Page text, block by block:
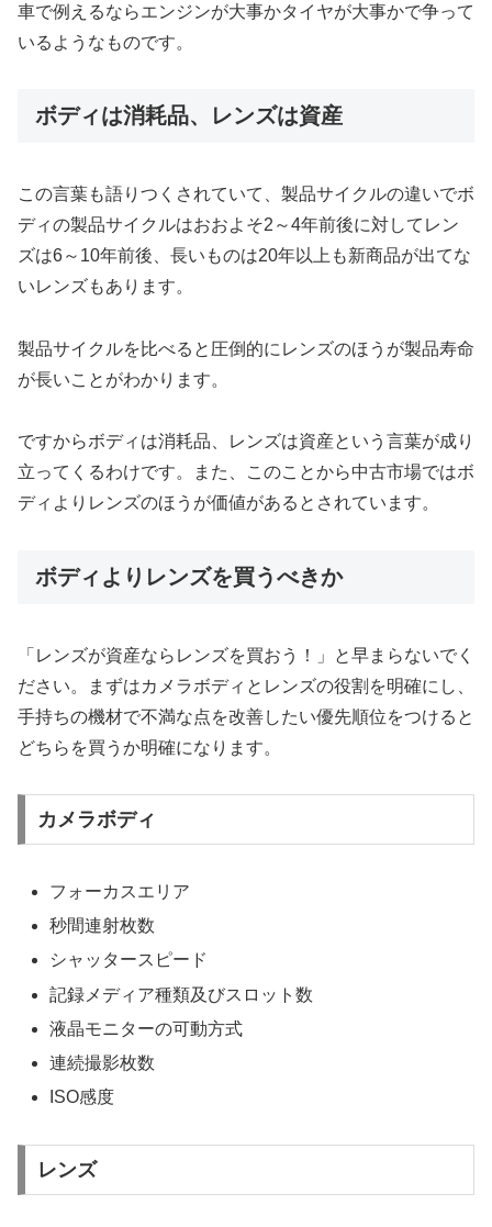
車で例えるならエンジンが大事かタイヤが大事かで争って
いるようなものです。
ボディは消耗品、レンズは資産
この言葉も語りつくされていて、製品サイクルの違いでボ
ディの製品サイクルはおおよそ2～4年前後に対してレン
ズは6～10年前後、長いものは20年以上も新商品が出てな
いレンズもあります。
製品サイクルを比べると圧倒的にレンズのほうが製品寿命
が長いことがわかります。
ですからボディは消耗品、レンズは資産という言葉が成り
立ってくるわけです。また、このことから中古市場ではボ
ディよりレンズのほうが価値があるとされています。
ボディよりレンズを買うべきか
「レンズが資産ならレンズを買おう！」と早まらないでく
ださい。まずはカメラボディとレンズの役割を明確にし、
手持ちの機材で不満な点を改善したい優先順位をつけると
どちらを買うか明確になります。
カメラボディ
フォーカスエリア
秒間連射枚数
シャッタースピード
記録メディア種類及びスロット数
液晶モニターの可動方式
連続撮影枚数
ISO感度
レンズ